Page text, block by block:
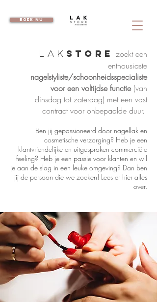
boek nu
lak STORE zoekt een
enthousiaste
nagelstyliste/schoonheidsspecialiste
voor een voltijdse functie (van
dinsdag tot zaterdag) met een vast
contract voor onbepaalde duur.
Ben jij gepassioneerd door nagellak en
cosmetische verzorging? Heb je een
klantvriendelijke en uitgesproken commerciële
feeling? Heb je een passie voor klanten en wil
je aan de slag in een leuke omgeving? Dan ben
jij de persoon die we zoeken! Lees er hier alles
over.